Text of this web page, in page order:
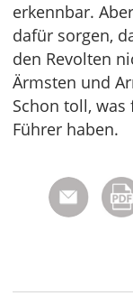
erkennbar.
dafür sorgen,
den Revolten
Ärmsten und
Schon toll,
Führer haben.